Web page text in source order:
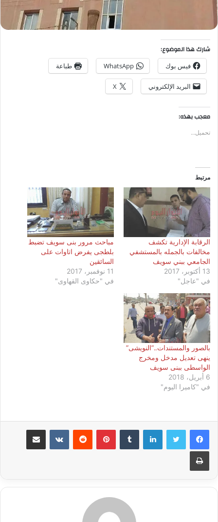
شارك هذا الموضوع:
فيس بوك WhatsApp طباعة
البريد الإلكتروني X
معجب بهذه:
تحميل...
مرتبط
الرقابة الإدارية تكشف
مخالفات بالجمله بالمستشفي
الجامعي ببني سويف
13 أكتوبر، 2017
في "عاجل"
مباحث مرور بنى سويف تضبط
بلطجى يفرض اتاوات على
السائقين
11 نوفمبر، 2017
في "حكاوى القهاوى"
بالصور والمستندات..”النويشى”
ينهى تعديل مدخل ومخرج
الواسطى ببنى سويف
6 أبريل، 2018
في "كاميرا اليوم"
لينكدإن بينتيريست مشاركة عبر البريد
طباعة